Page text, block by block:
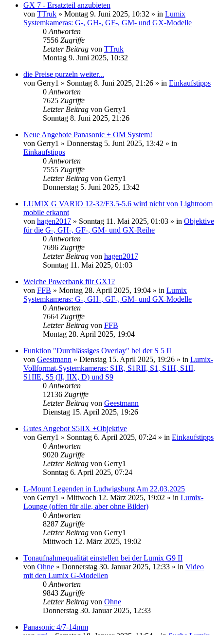
GX 7 - Ersatzteil anzubieten
von TTruk » Montag 9. Juni 2025, 10:32 » in Lumix
Systemkameras: G-, GH-, GF-, GM- und GX-Modelle
0 Antworten
7556 Zugriffe
Letzter Beitrag von TTruk
Montag 9. Juni 2025, 10:32
die Preise purzeln weiter...
von Gerry1 » Sonntag 8. Juni 2025, 21:26 » in Einkaufstipps
0 Antworten
7625 Zugriffe
Letzter Beitrag von Gerry1
Sonntag 8. Juni 2025, 21:26
Neue Angebote Panasonic + OM System!
von Gerry1 » Donnerstag 5. Juni 2025, 13:42 » in
Einkaufstipps
0 Antworten
7555 Zugriffe
Letzter Beitrag von Gerry1
Donnerstag 5. Juni 2025, 13:42
LUMIX G VARIO 12-32/F3.5-5.6 wird nicht von Lightroom
mobile erkannt
von hagen2017 » Sonntag 11. Mai 2025, 01:03 » in Objektive
für die G-, GH-, GF-, GM- und GX-Reihe
0 Antworten
7696 Zugriffe
Letzter Beitrag von hagen2017
Sonntag 11. Mai 2025, 01:03
Welche Powerbank für GX1?
von FFB » Montag 28. April 2025, 19:04 » in Lumix
Systemkameras: G-, GH-, GF-, GM- und GX-Modelle
0 Antworten
7664 Zugriffe
Letzter Beitrag von FFB
Montag 28. April 2025, 19:04
Funktion "Durchlässiges Overlay" bei der S 5 II
von Geestmann » Dienstag 15. April 2025, 19:26 » in Lumix-
Vollformat-Systemkameras: S1R, S1RII, S1, S1H, S1II,
S1IIE, S5 (II, IIX, D) und S9
0 Antworten
12136 Zugriffe
Letzter Beitrag von Geestmann
Dienstag 15. April 2025, 19:26
Gutes Angebot S5IIX +Objektive
von Gerry1 » Sonntag 6. April 2025, 07:24 » in Einkaufstipps
0 Antworten
9020 Zugriffe
Letzter Beitrag von Gerry1
Sonntag 6. April 2025, 07:24
L-Mount Legenden in Ludwigsburg Am 22.03.2025
von Gerry1 » Mittwoch 12. März 2025, 19:02 » in Lumix-
Lounge (offen für alle, aber ohne Bilder)
0 Antworten
8287 Zugriffe
Letzter Beitrag von Gerry1
Mittwoch 12. März 2025, 19:02
Tonaufnahmequalität einstellen bei der Lumix G9 II
von Ohne » Donnerstag 30. Januar 2025, 12:33 » in Video
mit den Lumix G-Modellen
0 Antworten
9843 Zugriffe
Letzter Beitrag von Ohne
Donnerstag 30. Januar 2025, 12:33
Panasonic 4/7-14mm